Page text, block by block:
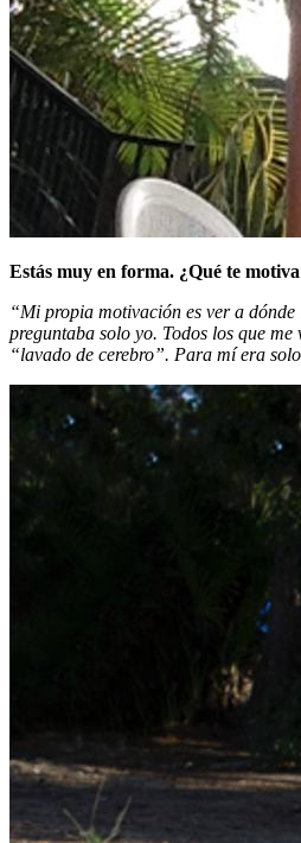
Estás muy en forma. ¿Qué te
“Mi propia motivación es ver a
preguntaba solo yo. Todos los que
“lavado de cerebro”. Para mí era